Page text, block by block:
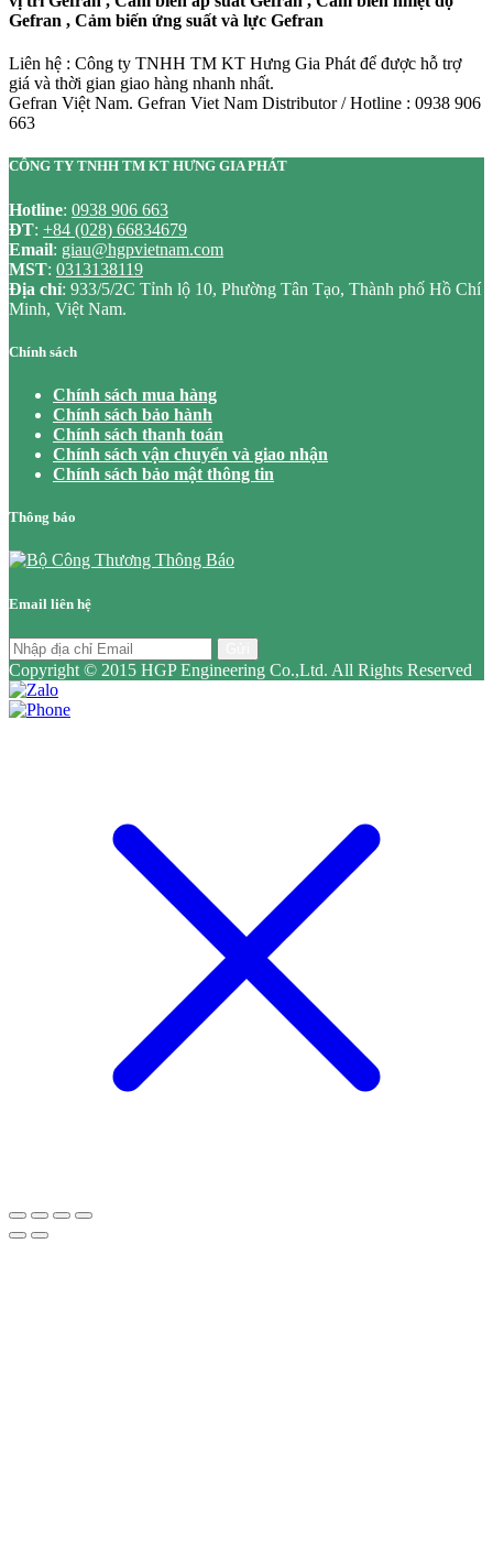
Gefran , Cảm biến ứng suất và lực Gefran
Liên hệ : Công ty TNHH TM KT Hưng Gia Phát để được hỗ trợ
giá và thời gian giao hàng nhanh nhất.
Gefran Việt Nam. Gefran Viet Nam Distributor / Hotline : 0938 906
663
CÔNG TY TNHH TM KT HƯNG GIA PHÁT
Hotline: 0938 906 663
ĐT: +84 (028) 66834679
Email: giau@hgpvietnam.com
MST: 0313138119
Địa chỉ: 933/5/2C Tỉnh lộ 10, Phường Tân Tạo, Thành phố Hồ Chí
Minh, Việt Nam.
Chính sách
Chính sách mua hàng
Chính sách bảo hành
Chính sách thanh toán
Chính sách vận chuyển và giao nhận
Chính sách bảo mật thông tin
Thông báo
Email liên hệ
Copyright © 2015 HGP Engineering Co.,Ltd. All Rights Reserved